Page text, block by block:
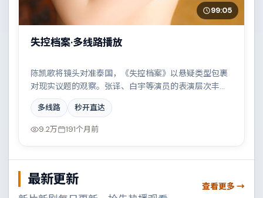
99:05
失控档案·多线路播放
陈凯歌将镜头对准泰国，《失控档案》以悬疑类型包裹
对现实议题的观察。张译、白宇等演员的表演层次丰
富，两条时间线交错推进，真相直至最后一刻揭晓。全
片在类型元素与人文关怀之间取得平衡。
多线路 秒开直达
9.2万 191个月前
最新更新 查看更多 →